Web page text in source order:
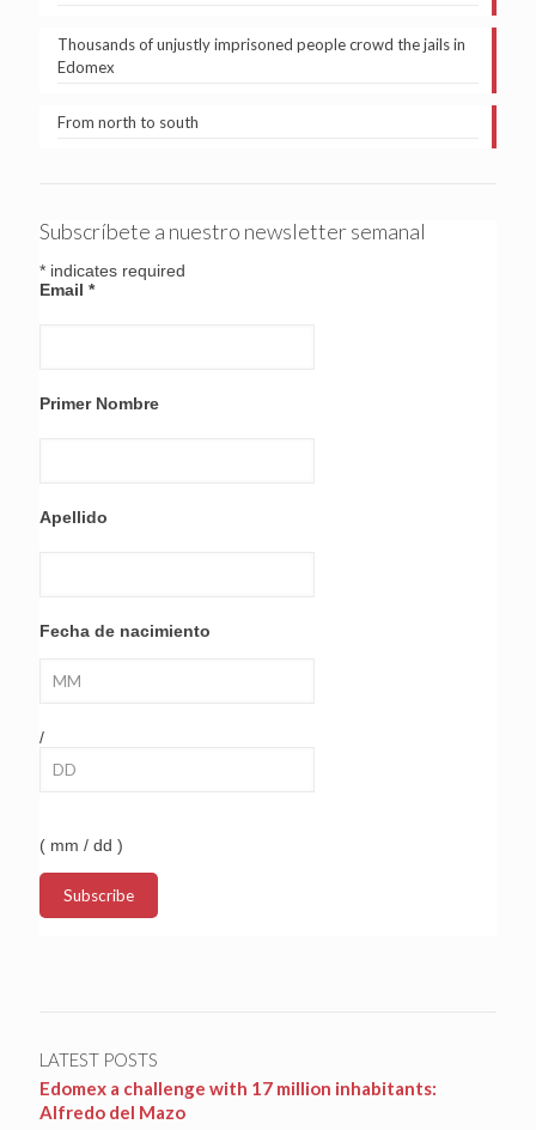
Thousands of unjustly imprisoned people crowd the jails in
Edomex
From north to south
Subscríbete a nuestro newsletter semanal
* indicates required
Email *
Primer Nombre
Apellido
Fecha de nacimiento
/
( mm / dd )
LATEST POSTS
Edomex a challenge with 17 million inhabitants:
Alfredo del Mazo